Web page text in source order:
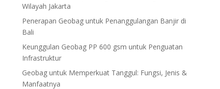
Wilayah Jakarta
Penerapan Geobag untuk Penanggulangan Banjir di
Bali
Keunggulan Geobag PP 600 gsm untuk Penguatan
Infrastruktur
Geobag untuk Memperkuat Tanggul: Fungsi, Jenis &
Manfaatnya